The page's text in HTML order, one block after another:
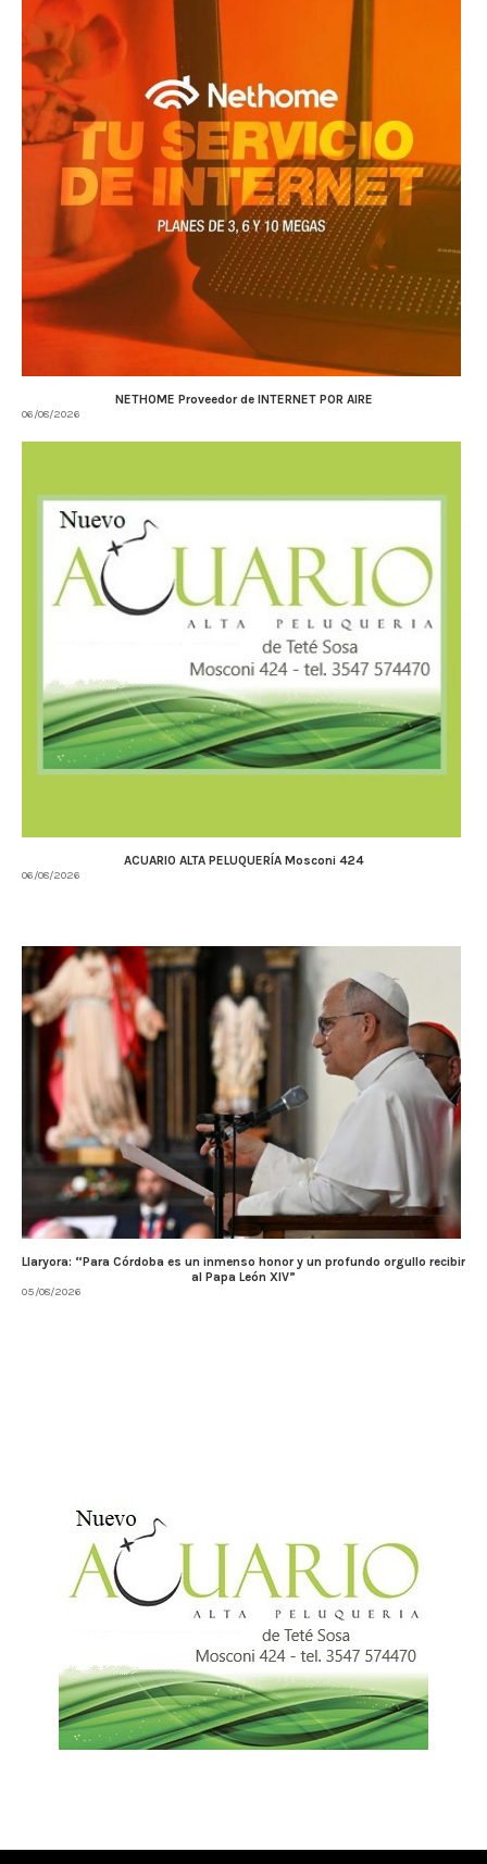
NETHOME Proveedor de INTERNET POR AIRE
06/08/2026
ACUARIO ALTA PELUQUERÍA Mosconi 424
06/08/2026
Llaryora: “Para Córdoba es un inmenso honor y un profundo orgullo recibir
al Papa León XIV”
05/08/2026